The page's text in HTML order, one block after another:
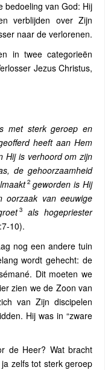
bedoeling van God: Hij
verblijden over Zijn
naar de verlorenen.
in twee categorieën
Jezus Christus,
met sterk geroep en
heeft aan Hem
Hij is verhoord om zijn
de gehoorzaamheid
2 geworden is Hij
oorzaak van eeuwige
3als hogepriester
10).
nog een andere tuin
wordt gehecht: de
Dit moeten we
zien we de Zoon van
van Zijn discipelen
Hij was in “zware
de Heer? Wat bracht
zelfs tot sterk geroep